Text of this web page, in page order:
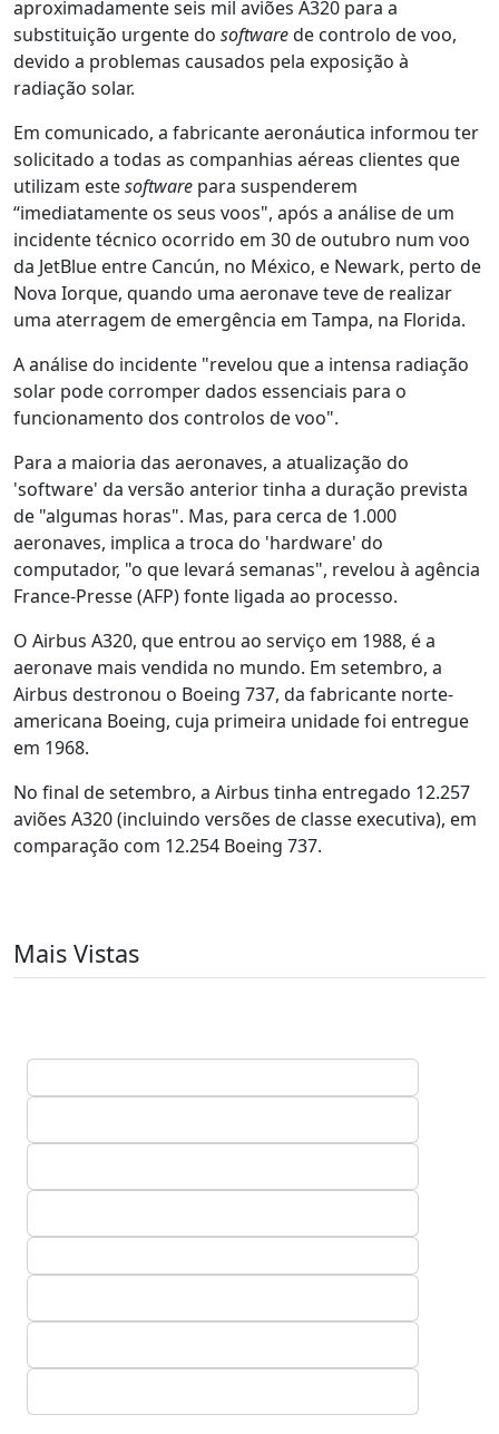
aproximadamente seis mil aviões A320 para a
substituição urgente do softwarede controlo de voo,
devido a problemas causados pela exposição à
radiação solar.
Em comunicado, a fabricante aeronáutica informou ter
solicitado a todas as companhias aéreas clientes que
utilizam estesoftware para suspenderem
“imediatamente os seus voos", após a análise de um
incidente técnico ocorrido em 30 de outubro num voo
da JetBlue entre Cancún, no México, e Newark, perto de
Nova Iorque, quando uma aeronave teve de realizar
uma aterragem de emergência em Tampa, na Florida.
A análise do incidente "revelou que a intensa radiação
solar pode corromper dados essenciais para o
funcionamento dos controlos de voo".
Para a maioria das aeronaves, a atualização do
'software' da versão anterior tinha a duração prevista
de "algumas horas". Mas, para cerca de 1.000
aeronaves, implica a troca do 'hardware' do
computador, "o que levará semanas", revelou à agência
France-Presse (AFP) fonte ligada ao processo.
O Airbus A320, que entrou ao serviço em 1988, é a
aeronave mais vendida no mundo. Em setembro, a
Airbus destronou o Boeing 737, da fabricante norte-
americana Boeing, cuja primeira unidade foi entregue
em 1968.
No final de setembro, a Airbus tinha entregado 12.257
aviões A320 (incluindo versões de classe executiva), em
comparação com 12.254 Boeing 737.
Mais Vistas